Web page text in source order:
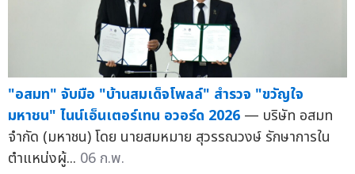
"อสมท" จับมือ "บ้านสมเด็จโพลล์" สำรวจ "ขวัญใจ
มหาชน" ไนน์เอ็นเตอร์เทน อวอร์ด 2026 — บริษัท อสมท
จำกัด (มหาชน) โดย นายสมหมาย สุวรรณวงษ์ รักษาการใน
ตำแหน่งผู้... 06 ก.พ.